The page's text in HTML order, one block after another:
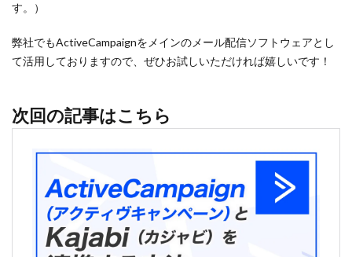
す。）
弊社でもActiveCampaignをメインのメール配信ソフトウェアとし
て活用しておりますので、ぜひお試しいただければ嬉しいです！
次回の記事はこちら